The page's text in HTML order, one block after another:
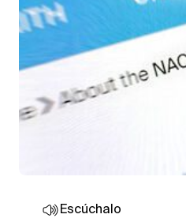
Escúchalo